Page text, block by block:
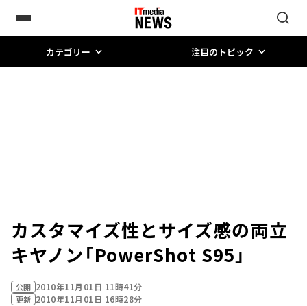
カテゴリー 注目のトピック
カスタマイズ性とサイズ感の両立――
キヤノン「PowerShot S95」
公開 2010年11月01日 11時41分
更新 2010年11月01日 16時28分